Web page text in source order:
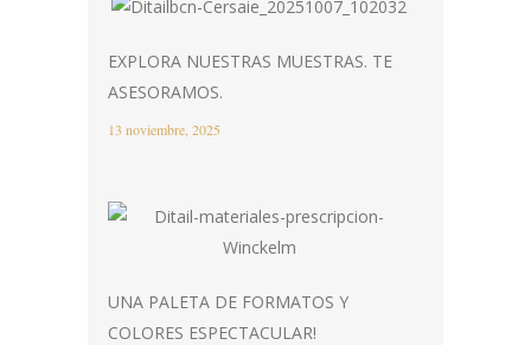
EXPLORA NUESTRAS MUESTRAS. TE
ASESORAMOS.
13 noviembre, 2025
UNA PALETA DE FORMATOS Y
COLORES ESPECTACULAR!